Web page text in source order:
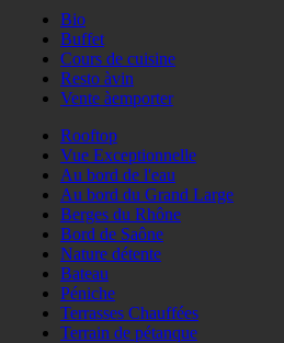
Bio
Buffet
Cours de cuisine
Resto àvin
Vente àemporter
Rooftop
Vue Exceptionnelle
Au bord de l'eau
Au bord du Grand Large
Berges du Rhône
Bord de Saône
Nature détente
Bateau
Péniche
Terrasses Chauffées
Terrain de pétanque